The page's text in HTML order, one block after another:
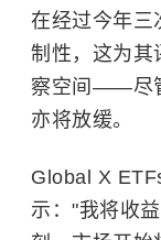
在经过今年三
制性，这为其
察空间——尽
亦将放缓。
Global X
示："我将收